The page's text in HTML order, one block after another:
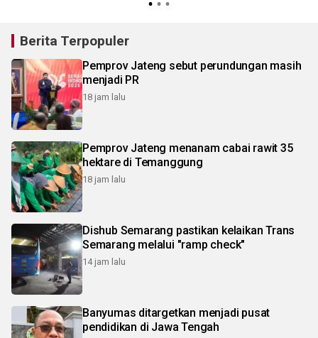
Berita Terpopuler
Pemprov Jateng sebut perundungan masih
menjadi PR
18 jam lalu
Pemprov Jateng menanam cabai rawit 35
hektare di Temanggung
18 jam lalu
Dishub Semarang pastikan kelaikan Trans
Semarang melalui "ramp check"
14 jam lalu
Banyumas ditargetkan menjadi pusat
pendidikan di Jawa Tengah